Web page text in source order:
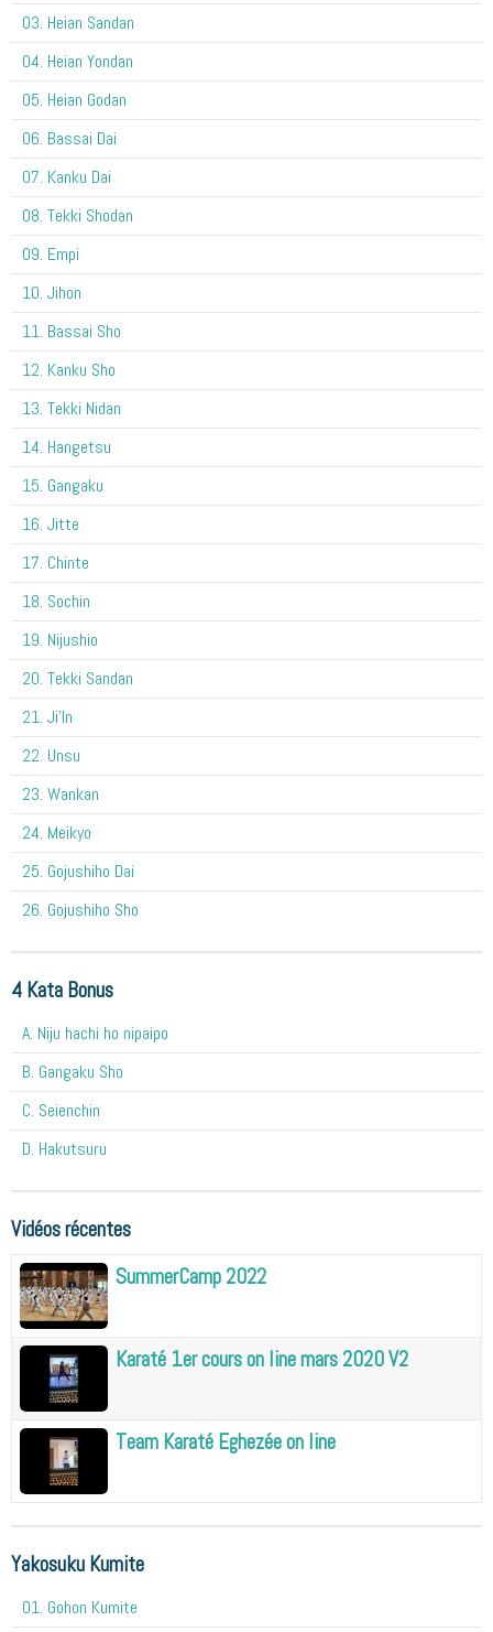
03. Heian Sandan
04. Heian Yondan
05. Heian Godan
06. Bassai Dai
07. Kanku Dai
08. Tekki Shodan
09. Empi
10. Jihon
11. Bassai Sho
12. Kanku Sho
13. Tekki Nidan
14. Hangetsu
15. Gangaku
16. Jitte
17. Chinte
18. Sochin
19. Nijushio
20. Tekki Sandan
21. Ji'In
22. Unsu
23. Wankan
24. Meikyo
25. Gojushiho Dai
26. Gojushiho Sho
4 Kata Bonus
A. Niju hachi ho nipaipo
B. Gangaku Sho
C. Seienchin
D. Hakutsuru
Vidéos récentes
SummerCamp 2022
Karaté 1er cours on line mars 2020 V2
Team Karaté Eghezée on line
Yakosuku Kumite
01. Gohon Kumite